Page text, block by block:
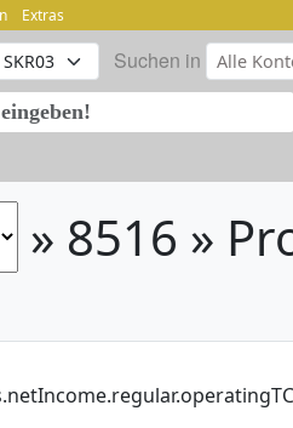
Extras
Suchen in
» 8516 »